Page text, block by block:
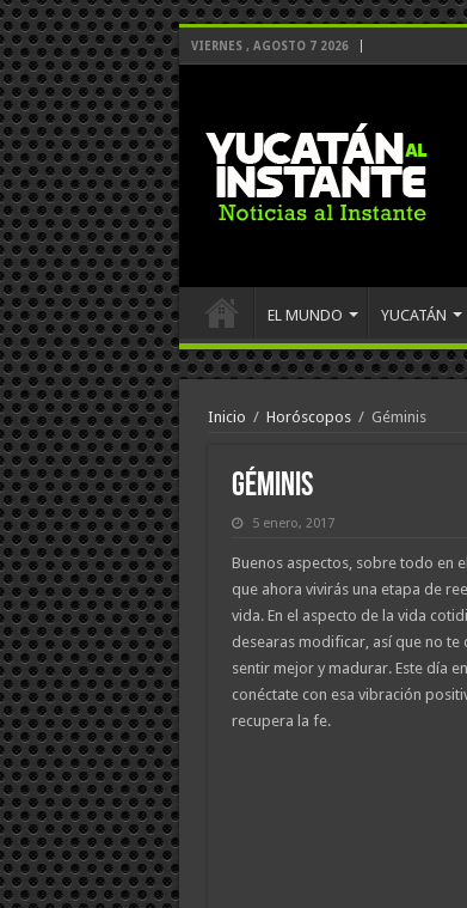
VIERNES , AGOSTO 7 2026
EL MUNDO YUCATÁN
Inicio / Horóscopos / Géminis
Géminis
5 enero, 2017
Buenos aspectos, sobre todo en
que ahora vivirás una etapa de
vida. En el aspecto de la vida
desearas modificar, así que no te
sentir mejor y madurar. Este día
conéctate con esa vibración
recupera la fe.